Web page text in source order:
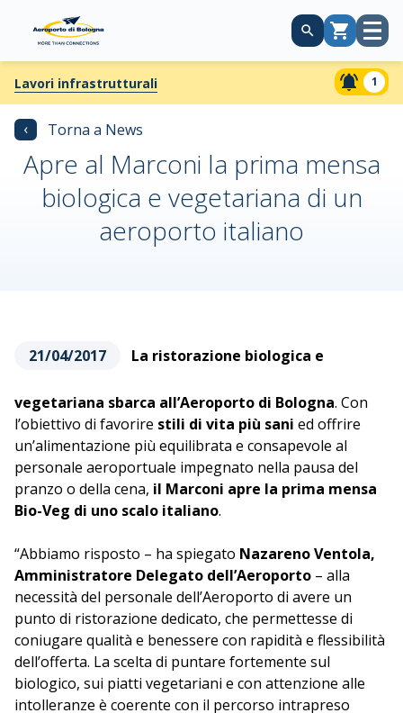
CarrelloApri
Lavori infrastrutturali 1
‹ Torna a News
Apre al Marconi la prima mensa
biologica e vegetariana di un
aeroporto italiano
21/04/2017 La ristorazione biologica e
vegetariana sbarca all’Aeroporto di Bologna. Con
l’obiettivo di favorire stili di vita più sani ed offrire
un’alimentazione più equilibrata e consapevole al
personale aeroportuale impegnato nella pausa del
pranzo o della cena, il Marconi apre la prima mensa
Bio-Veg di uno scalo italiano.
“Abbiamo risposto – ha spiegato Nazareno Ventola,
Amministratore Delegato dell’Aeroporto – alla
necessità del personale dell’Aeroporto di avere un
punto di ristorazione dedicato, che permettesse di
coniugare qualità e benessere con rapidità e flessibilità
dell’offerta. La scelta di puntare fortemente sul
biologico, sui piatti vegetariani e con attenzione alle
intolleranze è coerente con il percorso intrapreso